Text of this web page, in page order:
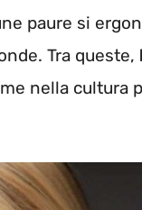
paure si
Tra queste,
nella cultura